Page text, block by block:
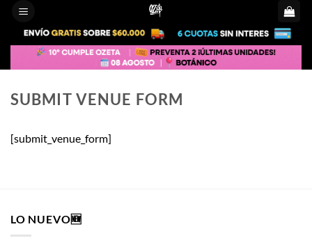
Saltar
contenido
SUBMIT VENUE FORM
[submit_venue_form]
LO NUEVO🆕